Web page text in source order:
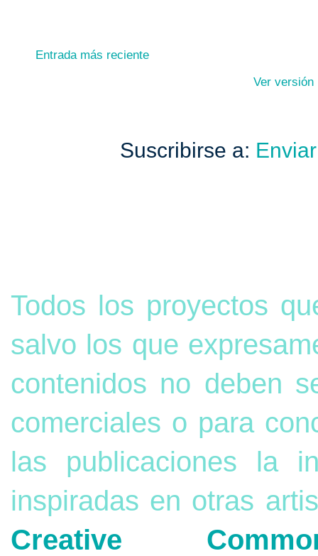
Entrada más reciente
Ver versión
Suscribirse a:
Todos los proyectos
salvo los que
contenidos no deben
comerciales o para
las publicaciones la
inspiradas en otras
Creative